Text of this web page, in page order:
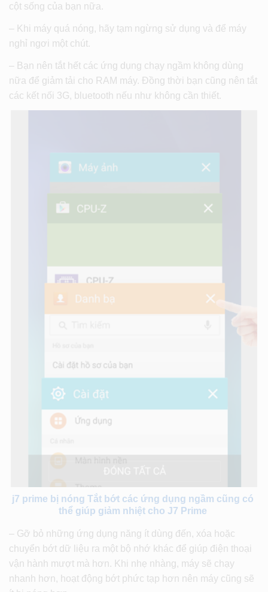
cột sống của bạn nữa.
– Khi máy quá nóng, hãy tạm ngừng sử dụng và để máy
nghỉ ngơi một chút.
– Bạn nên tắt hết các ứng dụng chạy ngầm không dùng
nữa để giảm tải cho RAM máy. Đồng thời bạn cũng nên tắt
các kết nối 3G, bluetooth nếu như không cần thiết.
j7 prime bị nóng Tắt bớt các ứng dụng ngầm cũng có
thể giúp giảm nhiệt cho J7 Prime
– Gỡ bỏ những ứng dụng năng ít dùng đến, xóa hoặc
chuyển bớt dữ liệu ra một bộ nhớ khác để giúp điện thoại
vận hành mượt mà hơn. Khi nhẹ nhàng, máy sẽ chạy
nhanh hơn, hoạt động bớt phức tạp hơn nên máy cũng sẽ